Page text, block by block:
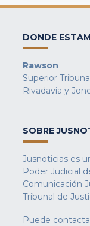
DONDE
Rawson
Superior
Rivadavia y
SOBRE
Jusnoticias es
Poder Judicial
Comunicación
Tribunal de
Puede